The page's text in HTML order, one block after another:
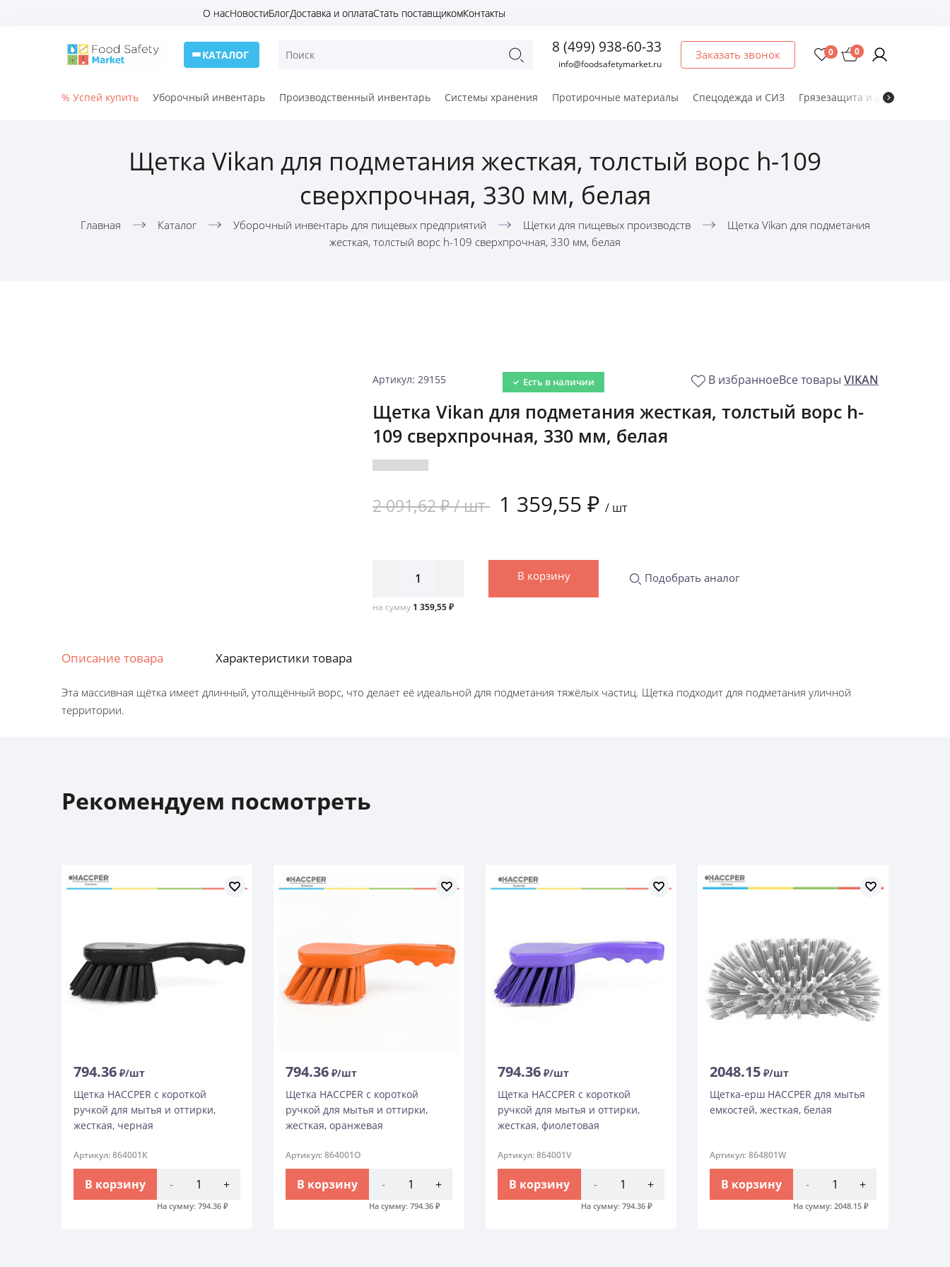
О насНовостиБлогДоставка и оплатаСтать поставщикомКонтакты
КАТАЛОГ 8 (499) 938-60-33
info@foodsafetymarket.ru
Заказать звонок 0 0
% Успей купить Уборочный инвентарь Производственный инвентарь Системы хранения Протирочные материалы Спецодежда и СИЗ Грязезащита и дезматы
Щетка Vikan для подметания жесткая, толстый ворс h-109
сверхпрочная, 330 мм, белая
Главная Каталог Уборочный инвентарь для пищевых предприятий Щетки для пищевых производств
Щетка Vikan для подметания
жесткая, толстый ворс h-109 сверхпрочная, 330 мм, белая
Артикул: 29155 Есть в наличии В избранноеВсе товары VIKAN
Щетка Vikan для подметания жесткая, толстый ворс h-
109 сверхпрочная, 330 мм, белая
2 091,62 ₽ /шт 1 359,55 ₽ / шт
на сумму 1 359,55 ₽
В корзину Подобрать аналог
Описание товара Характеристики товара
Эта массивная щётка имеет длинный, утолщённый ворс, что делает её идеальной для подметания тяжёлых частиц. Щетка подходит для подметания уличной
территории.
Рекомендуем посмотреть
794.36 ₽/шт
Щетка HACCPER с короткой
ручкой для мытья и оттирки,
жесткая, черная
Артикул: 864001K
В корзину - +
На сумму: 794.36 ₽
794.36 ₽/шт
Щетка HACCPER с короткой
ручкой для мытья и оттирки,
жесткая, оранжевая
Артикул: 864001O
В корзину - +
На сумму: 794.36 ₽
794.36 ₽/шт
Щетка HACCPER с короткой
ручкой для мытья и оттирки,
жесткая, фиолетовая
Артикул: 864001V
В корзину - +
На сумму: 794.36 ₽
2048.15 ₽/шт
Щетка-ерш HACCPER для мытья
емкостей, жесткая, белая
Артикул: 864801W
В корзину - +
На сумму: 2048.15 ₽